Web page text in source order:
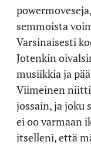
semmoista
Varsinaisesti
Jotenkin
musiikkia ja
Viimeinen
jossain, ja joku
ei oo varmaan
itselleni, että